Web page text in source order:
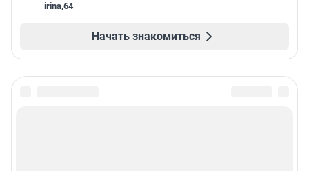
irina,64
Начать знакомиться